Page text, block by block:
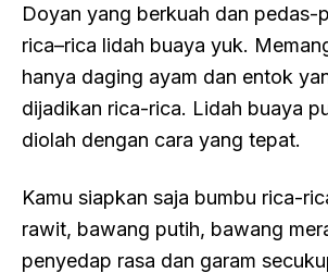
Doyan yang berkuah dan pedas-
rica–rica lidah buaya yuk.
hanya daging ayam dan entok
dijadikan rica-rica. Lidah buaya
diolah dengan cara yang tepat.
Kamu siapkan saja bumbu rica-
rawit, bawang putih, bawang
penyedap rasa dan garam